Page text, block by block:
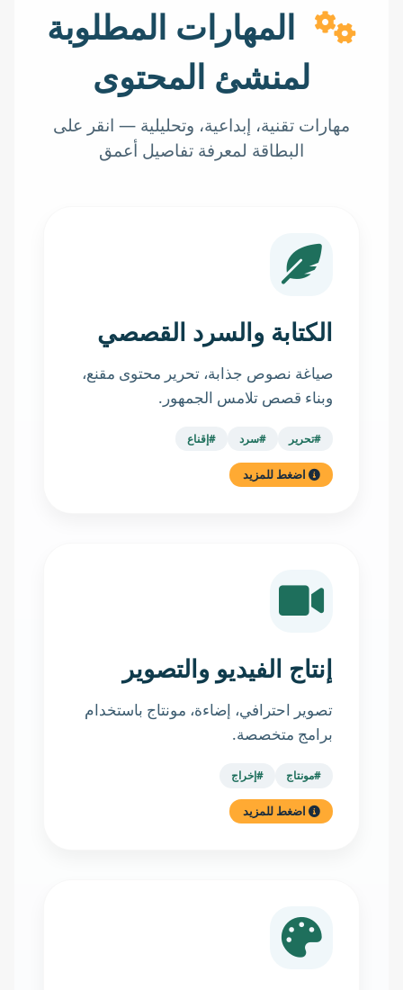
المهارات المطلوبة
لمنشئ المحتوى
مهارات تقنية، إبداعية، وتحليلية — انقر على
البطاقة لمعرفة تفاصيل أعمق
الكتابة والسرد القصصي
صياغة نصوص جذابة، تحرير محتوى مقنع،
وبناء قصص تلامس الجمهور.
#تحرير #سرد #إقناع
اضغط للمزيد
إنتاج الفيديو والتصوير
تصوير احترافي، إضاءة، مونتاج باستخدام
برامج متخصصة.
#مونتاج #إخراج
اضغط للمزيد